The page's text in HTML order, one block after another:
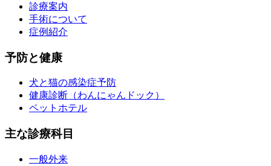
診療案内
手術について
症例紹介
予防と健康
犬と猫の感染症予防
健康診断（わんにゃんドック）
ペットホテル
主な診療科目
一般外来